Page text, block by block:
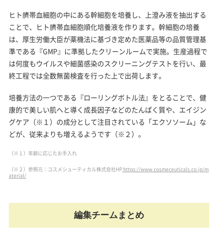
ヒト臍帯血細胞の中にある幹細胞を培養し、上澄み液を抽出する
ことで、ヒト臍帯血細胞順化培養液を作ります。幹細胞の培養
は、厚生労働大臣が薬機法に基づき定めた医薬品等の品質管理基
準である『GMP』に準拠したクリーンルームで実施。生産過程で
は何度もウイルスや細菌感染のスクリーニングテストを行い、最
終工程では全数無菌検査を行った上で出荷します。
培養方法の一つである『ローリングボトル法』をとることで、健
康的で美しい肌へと導く成長因子などのたんぱく質や、エイジン
グケア（※１）の成分として注目されている「エクソソーム」な
どが、従来よりも増えるようです（※２）。
（※１）年齢に応じたお手入れ
（※２）参照元：コスメシューティカル株式会社HPhttps://www.cosmeceuticals.co.jp/m
aterial/
編集チームまとめ